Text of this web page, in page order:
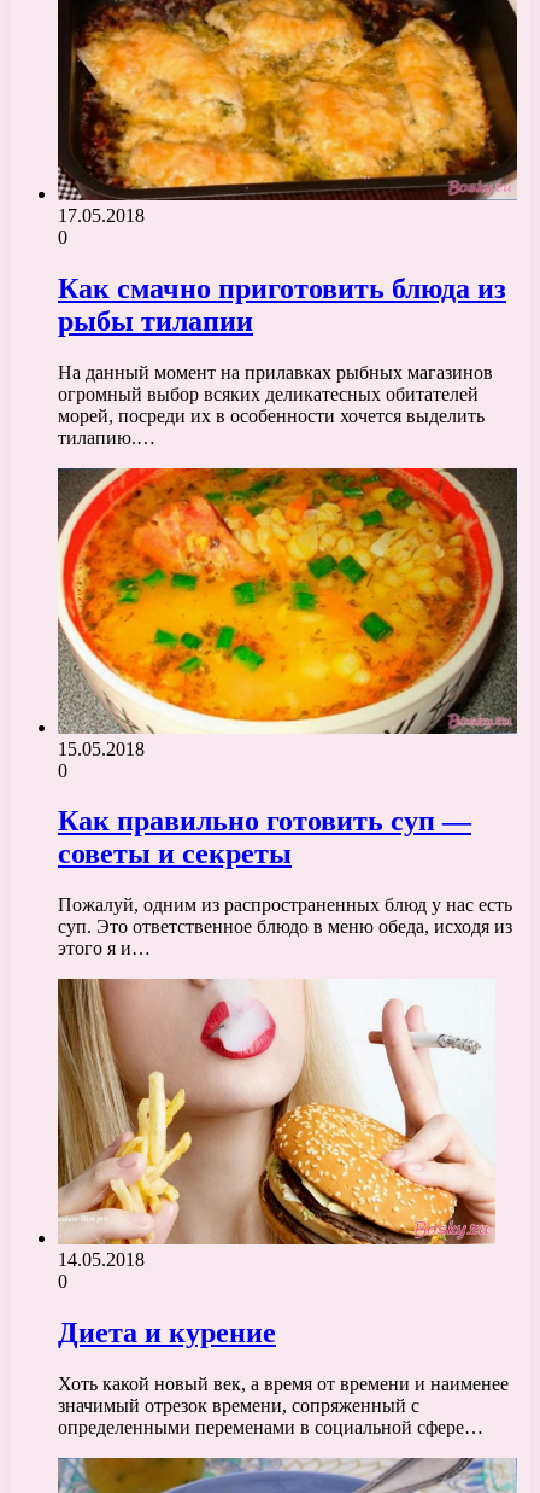
17.05.2018
0
Как смачно приготовить блюда из
рыбы тилапии
На данный момент на прилавках рыбных магазинов
огромный выбор всяких деликатесных обитателей
морей, посреди их в особенности хочется выделить
тилапию.…
15.05.2018
0
Как правильно готовить суп —
советы и секреты
Пожалуй, одним из распространенных блюд у нас есть
суп. Это ответственное блюдо в меню обеда, исходя из
этого я и…
14.05.2018
0
Диета и курение
Хоть какой новый век, а время от времени и наименее
значимый отрезок времени, сопряженный с
определенными переменами в социальной сфере…